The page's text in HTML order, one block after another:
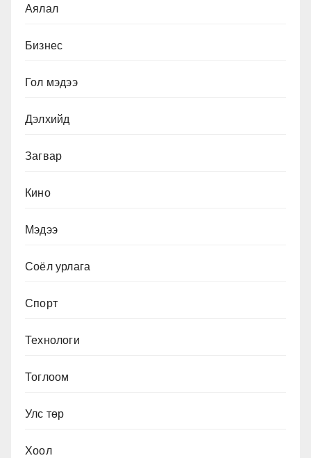
Аялал
Бизнес
Гол мэдээ
Дэлхийд
Загвар
Кино
Мэдээ
Соёл урлага
Спорт
Технологи
Тоглоом
Улс төр
Хоол